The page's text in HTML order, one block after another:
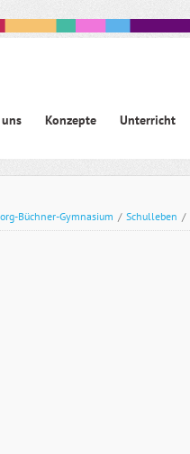
Konzepte Unterricht
Büchner-Gymnasium / Schulleben /